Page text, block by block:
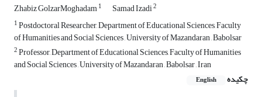
Zhabiz GolzarMoghadam1 Samad Izadi2
1Postdoctoral Researcher, Department of Educational Sciences, Faculty
of Humanities and Social Sciences , University of Mazandaran , Babolsar
2Professor, Department of Educational Sciences, Faculty of Humanities
and Social Sciences , University of Mazandaran , Babolsar , Iran
چکیده
English